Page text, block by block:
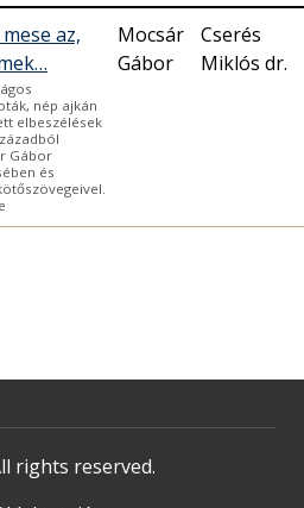
az,
nép ajkán
elbeszélések
Gábor
és
Mocsár
Gábor
Cserés
Miklós dr.
rights reserved.